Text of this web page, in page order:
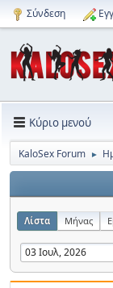
Σύνδεση
Κύριο μενού
KaloSex Forum ►
Λίστα Μήνας